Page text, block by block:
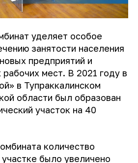
уделяет особое
занятости населения
предприятий и
мест. В 2021 году в
в Тупраккалинском
области был образован
участок на 40
количество
было увеличено